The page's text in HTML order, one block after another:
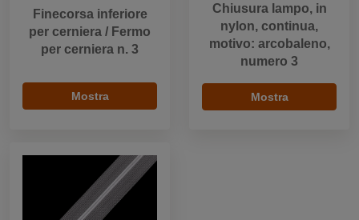
Finecorsa inferiore
per cerniera / Fermo
per cerniera n. 3
Mostra
Chiusura lampo, in
nylon, continua,
motivo: arcobaleno,
numero 3
Mostra